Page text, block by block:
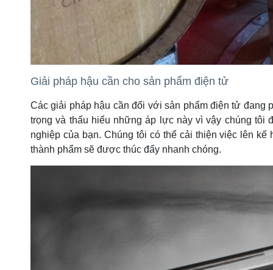
Giải pháp hậu cần cho sản phẩm điện tử
Các giải pháp hậu cần đối với sản phẩm điện tử
trọng và thấu hiểu những áp lực này vì vậy chúng tôi
nghiệp của bạn. Chúng tôi có thể cải thiện việc lên
thành phẩm sẽ được thúc đẩy nhanh chóng.